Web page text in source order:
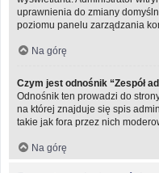
uprawnienia do zmiany
poziomu panelu zarządzania
Na górę
Czym jest odnośnik “Zespół
Odnośnik ten prowadzi do
na której znajduje się spis
takie jak fora przez nich
Na górę